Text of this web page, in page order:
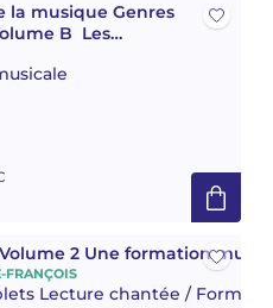
la musique Genres
B Les
la musique
Volume 2 Une formation
Lecture chantée /